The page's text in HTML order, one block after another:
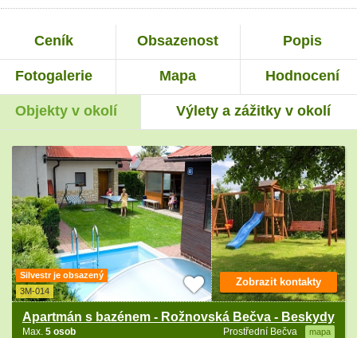
Ceník Obsazenost Popis
Fotogalerie Mapa Hodnocení
Objekty v okolí Výlety a zážitky v okolí
Silvestr je obsazený
3M-014
Apartmán s bazénem - Rožnovská Bečva - Beskydy
Prostřední Bečva mapa
Max. 5 osob
Zobrazit kontakty